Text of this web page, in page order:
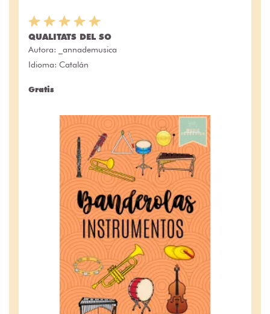
QUALITATS DEL SO
Autora:
_annademusica
Idioma: Catalán
Gratis